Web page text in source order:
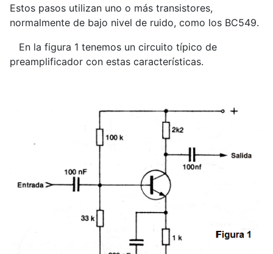
Estos pasos utilizan uno o más transistores,
normalmente de bajo nivel de ruido, como los BC549.
En la figura 1 tenemos un circuito típico de
preamplificador con estas características.